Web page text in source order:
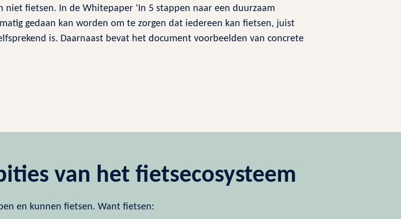
fietsen. In de Whitepaper ‘In 5 stappen naar een duurzaam
gedaan kan worden om te zorgen dat iedereen kan fietsen, juist
is. Daarnaast bevat het document voorbeelden van concrete
van het fietsecosysteem
en kunnen fietsen. Want fietsen: